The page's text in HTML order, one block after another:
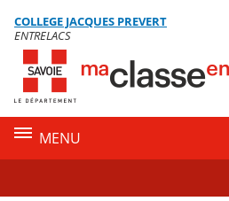
Menu de la rubrique
Contenu
COLLEGE JACQUES PREVERT
ENTRELACS
MENU